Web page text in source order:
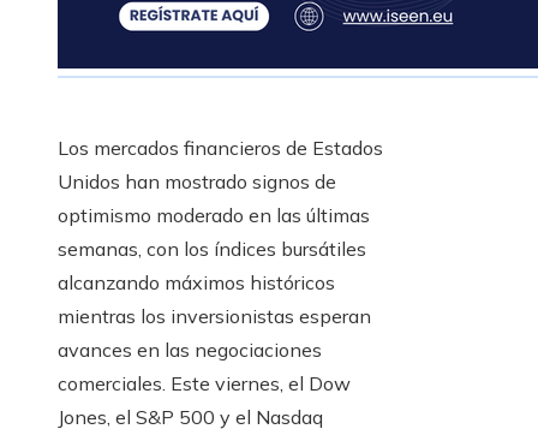
Los mercados financieros de Estados
Unidos han mostrado signos de
optimismo moderado en las últimas
semanas, con los índices bursátiles
alcanzando máximos históricos
mientras los inversionistas esperan
avances en las negociaciones
comerciales. Este viernes, el Dow
Jones, el S&P 500 y el Nasdaq